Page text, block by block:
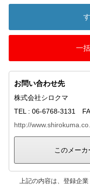
一
お問い合わせ先
株式会社シロクマ
TEL : 06-6768-3131
http://
このメー
上記の内容は、登録企